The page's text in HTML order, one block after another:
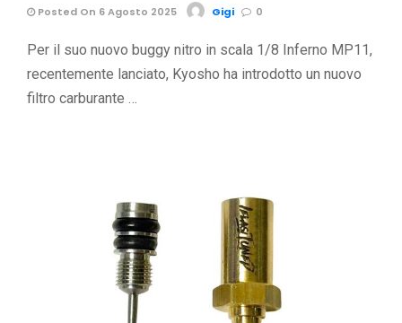
Posted On 6 Agosto 2025 Gigi 0
Per il suo nuovo buggy nitro in scala 1/8 Inferno MP11,
recentemente lanciato, Kyosho ha introdotto un nuovo
filtro carburante …